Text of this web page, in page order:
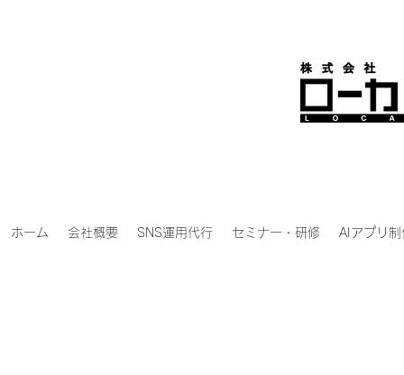
ホーム 会社概要 SNS運用代行 セミナー・研修 AIアプリ制